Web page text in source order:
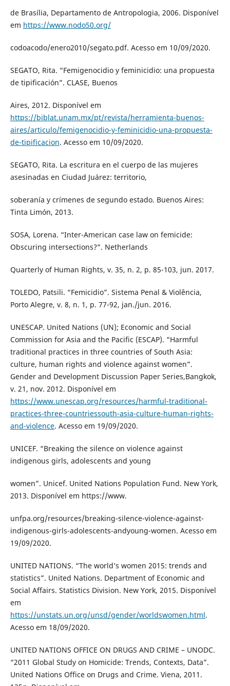
de Brasília, Departamento de Antropologia, 2006. Disponível
em https://www.nodo50.org/
codoacodo/enero2010/segato.pdf. Acesso em 10/09/2020.
SEGATO, Rita. “Femigenocidio y feminicidio: una propuesta
de tipificación”. CLASE, Buenos
Aires, 2012. Disponível em
https://biblat.unam.mx/pt/revista/herramienta-buenos-
aires/articulo/femigenocidio-y-feminicidio-una-propuesta-
de-tipificacion. Acesso em 10/09/2020.
SEGATO, Rita. La escritura en el cuerpo de las mujeres
asesinadas en Ciudad Juárez: territorio,
soberanía y crímenes de segundo estado. Buenos Aires:
Tinta Limón, 2013.
SOSA, Lorena. “Inter-American case law on femicide:
Obscuring intersections?”. Netherlands
Quarterly of Human Rights, v. 35, n. 2, p. 85-103, jun. 2017.
TOLEDO, Patsili. “Femicidio”. Sistema Penal & Violência,
Porto Alegre, v. 8, n. 1, p. 77-92, jan./jun. 2016.
UNESCAP. United Nations (UN); Economic and Social
Commission for Asia and the Pacific (ESCAP). “Harmful
traditional practices in three countries of South Asia:
culture, human rights and violence against women”.
Gender and Development Discussion Paper Series,Bangkok,
v. 21, nov. 2012. Disponível em
https://www.unescap.org/resources/harmful-traditional-
practices-three-countriessouth-asia-culture-human-rights-
and-violence. Acesso em 19/09/2020.
UNICEF. “Breaking the silence on violence against
indigenous girls, adolescents and young
women”. Unicef. United Nations Population Fund. New York,
2013. Disponível em https://www.
unfpa.org/resources/breaking-silence-violence-against-
indigenous-girls-adolescents-andyoung-women. Acesso em
19/09/2020.
UNITED NATIONS. “The world’s women 2015: trends and
statistics”. United Nations. Department of Economic and
Social Affairs. Statistics Division. New York, 2015. Disponível
em
https://unstats.un.org/unsd/gender/worldswomen.html.
Acesso em 18/09/2020.
UNITED NATIONS OFFICE ON DRUGS AND CRIME – UNODC.
“2011 Global Study on Homicide: Trends, Contexts, Data”.
United Nations Office on Drugs and Crime. Viena, 2011.